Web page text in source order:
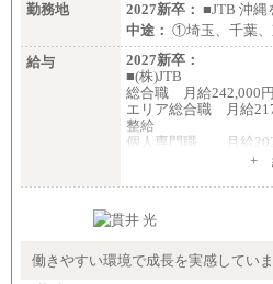
勤務地
2027新卒： ■JTB 沖
中途： ①埼玉、千葉
給与
2027新卒：
■(株)JTB
総合職 月給242,000
エリア総合職 月給
整給
個人専門職 月給
総合職 月給208,000～
※詳細はJTBキャリア
+
働きやすい環境で成長を実感していま